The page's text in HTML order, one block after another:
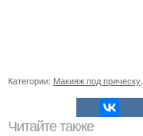
Категории: Макияж под прическу
Читайте также